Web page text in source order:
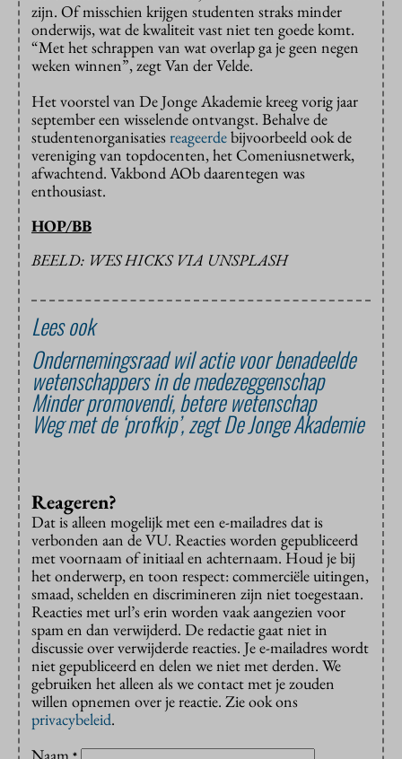
zijn. Of misschien krijgen studenten straks minder
onderwijs, wat de kwaliteit vast niet ten goede komt.
“Met het schrappen van wat overlap ga je geen negen
weken winnen”, zegt Van der Velde.
Het voorstel van De Jonge Akademie kreeg vorig jaar
september een wisselende ontvangst. Behalve de
studentenorganisatiesreageerdebijvoorbeeld ook de
vereniging van topdocenten, het Comeniusnetwerk,
afwachtend. Vakbond AOb daarentegen was
enthousiast.
HOP/BB
BEELD: WES HICKS VIA UNSPLASH
Lees ook
Ondernemingsraad wil actie voor benadeelde
wetenschappers in de medezeggenschap
Minder promovendi, betere wetenschap
Weg met de ‘profkip’, zegt De Jonge Akademie
Reageren?
Dat is alleen mogelijk met een e-mailadres dat is
verbonden aan de VU. Reacties worden gepubliceerd
met voornaam of initiaal en achternaam. Houd je bij
het onderwerp, en toon respect: commerciële uitingen,
smaad, schelden en discrimineren zijn niet toegestaan.
Reacties met url’s erin worden vaak aangezien voor
spam en dan verwijderd. De redactie gaat niet in
discussie over verwijderde reacties. Je e-mailadres wordt
niet gepubliceerd en delen we niet met derden. We
gebruiken het alleen als we contact met je zouden
willen opnemen over je reactie. Zie ook ons
privacybeleid.
Naam